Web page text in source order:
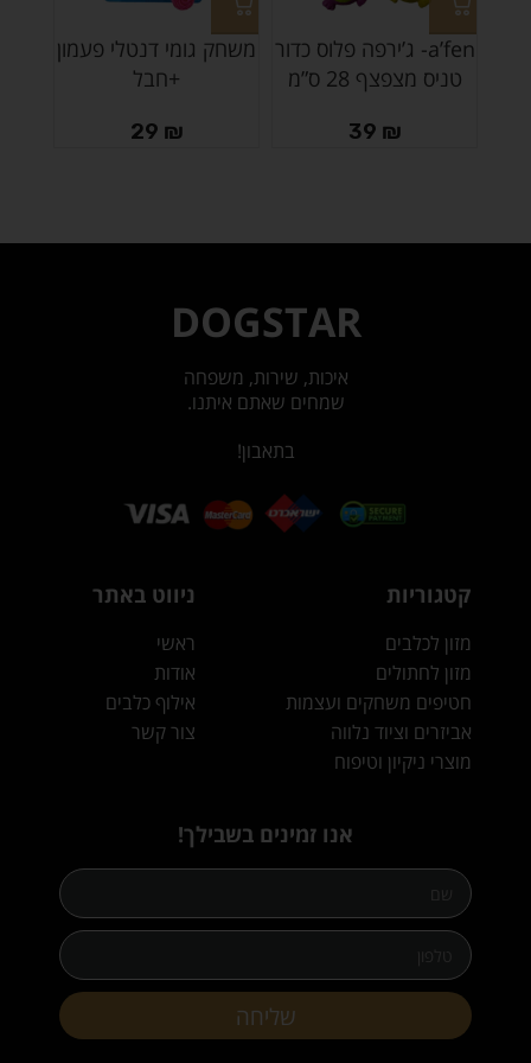
a’fen- ג’ירפה פלוס כדור
טניס מצפצף 28 ס”מ
39 ₪
משחק גומי דנטלי פעמון
+חבל
29 ₪
DOGSTAR
איכות, שירות, משפחה
שמחים שאתם איתנו.
בתאבון!
קטגוריות
מזון לכלבים
מזון לחתולים
חטיפים משחקים ועצמות
אביזרים וציוד נלווה
מוצרי ניקיון וטיפוח
ניווט באתר
ראשי
אודות
אילוף כלבים
צור קשר
אנו זמינים בשבילך!
שליחה